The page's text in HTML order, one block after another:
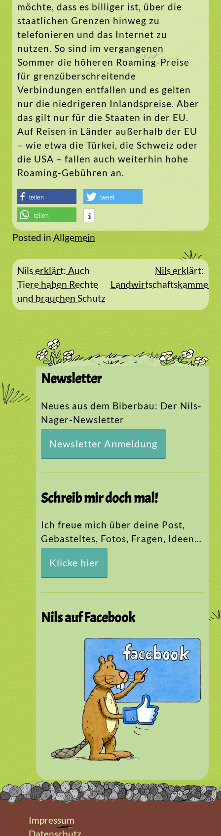
möchte, dass es billiger ist, über die
staatlichen Grenzen hinweg zu
telefonieren und das Internet zu
nutzen. So sind im vergangenen
Sommer die höheren Roaming-Preise
für grenzüberschreitende
Verbindungen entfallen und es gelten
nur die niedrigeren Inlandspreise. Aber
das gilt nur für die Staaten in der EU.
Auf Reisen in Länder außerhalb der EU
– wie etwa die Türkei, die Schweiz oder
die USA – fallen auch weiterhin hohe
Roaming-Gebühren an.
teilen tweet
teilen
Posted in Allgemein
Beitragsnavigation
Nils erklärt: Auch
Tiere haben Rechte
und brauchen Schutz
Nils erklärt:
Landwirtschaftskammer
Newsletter
Neues aus dem Biberbau: Der Nils-
Nager-Newsletter
Newsletter Anmeldung
Schreib mir doch mal!
Ich freue mich über deine Post,
Gebasteltes, Fotos, Fragen, Ideen…
Klicke hier
Nils auf Facebook
Impressum
Datenschutz